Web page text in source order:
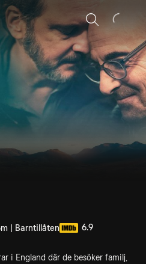
Sök
| Barntillåten 6.9
i England där de besöker familj,